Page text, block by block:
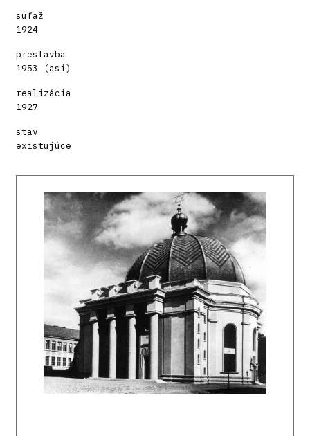
súťaž
1924
prestavba
1953 (asi)
realizácia
1927
stav
existujúce